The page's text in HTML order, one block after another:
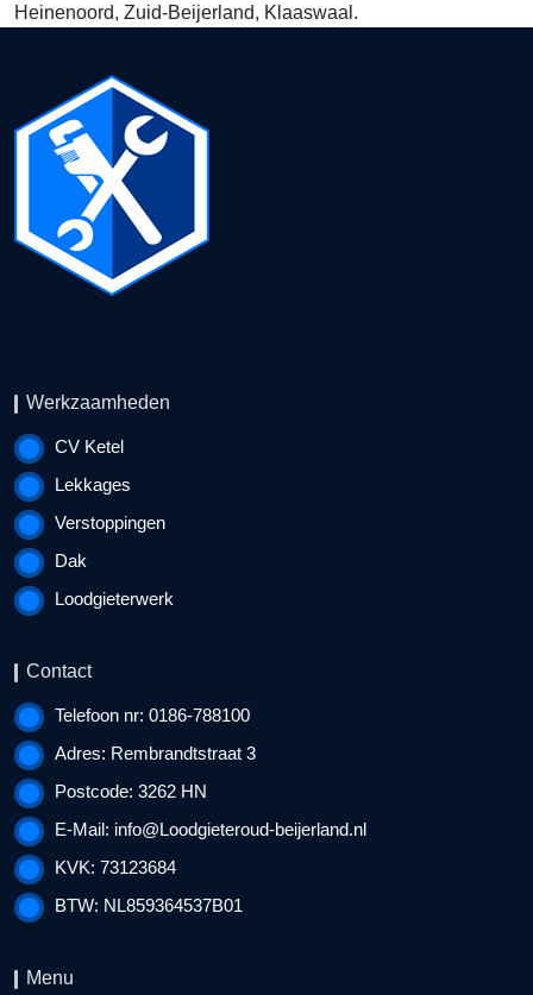
Heinenoord, Zuid-Beijerland, Klaaswaal.
Werkzaamheden
CV Ketel
Lekkages
Verstoppingen
Dak
Loodgieterwerk
Contact
Telefoon nr: 0186-788100
Adres: Rembrandtstraat 3
Postcode: 3262 HN
E-Mail: info@Loodgieteroud-beijerland.nl
KVK: 73123684
BTW: NL859364537B01
Menu